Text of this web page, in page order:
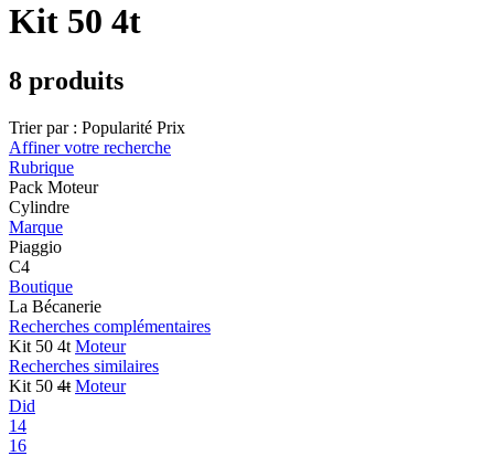
Kit 50 4t
8 produits
Trier par : Popularité Prix
Affiner votre recherche
Rubrique
Pack Moteur
Cylindre
Marque
Piaggio
C4
Boutique
La Bécanerie
Recherches complémentaires
Kit 50 4t Moteur
Recherches similaires
Kit 50 4t Moteur
Did
14
16